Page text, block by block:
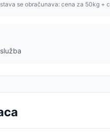
se obračunava: cena za 50kg +